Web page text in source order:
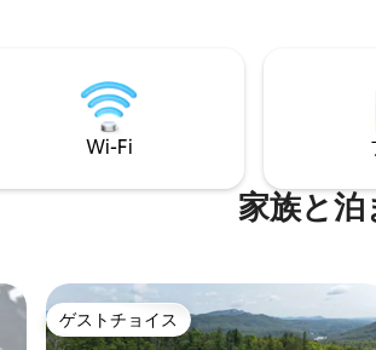
Wi-Fi
家族と泊
ゲストチョイス
ゲストチョイス